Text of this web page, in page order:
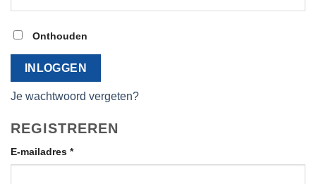
Onthouden
INLOGGEN
Je wachtwoord vergeten?
REGISTREREN
E-mailadres *Vereist